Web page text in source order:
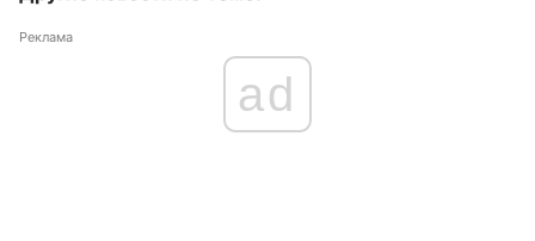
Реклама
ad